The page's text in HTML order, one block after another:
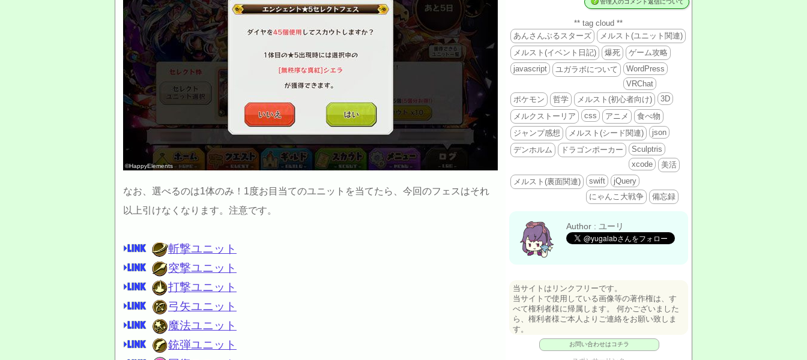
©HappyElements
なお、選べるのは1体のみ！1度お目当てのユニットを当てたら、今回のフェスはそれ
以上引けなくなります。注意です。
斬撃ユニット
突撃ユニット
打撃ユニット
弓矢ユニット
魔法ユニット
銃弾ユニット
** tag cloud **
あんさんぶるスターズ
メルスト(ユニット関連)
メルスト(イベント日記)
爆死
ゲーム攻略
javascript
ユガラボについて
WordPress
VRChat
ポケモン
哲学 メルスト(初心者向け)
3D
メルクストーリア
css アニメ
食べ物
ジャンプ感想
メルスト(シード関連)
json
デンホルム
ドラゴンポーカー
Sculptris
xcode
美活
メルスト(裏面関連)
swift
jQuery
にゃんこ大戦争
備忘録
Author : ユーリ
当サイトはリンクフリーです。
当サイトで使用している画像等の著作権は、す
べて権利者様に帰属します。 何かございました
ら、権利者様ご本人よりご連絡をお願い致しま
す。
お問い合わせはコチラ